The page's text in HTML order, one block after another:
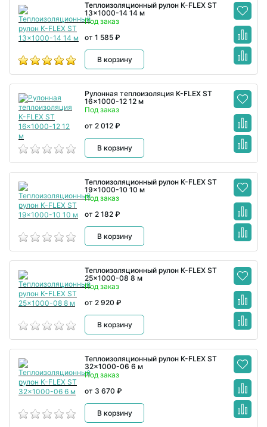
Теплоизоляционный рулон K-FLEX ST
13x1000-14 14 м
Под заказ
от 1 585 ₽
В корзину
Рулонная теплоизоляция K-FLEX ST
16x1000-12 12 м
Под заказ
от 2 012 ₽
В корзину
Теплоизоляционный рулон K-FLEX ST
19x1000-10 10 м
Под заказ
от 2 182 ₽
В корзину
Теплоизоляционный рулон K-FLEX ST
25x1000-08 8 м
Под заказ
от 2 920 ₽
В корзину
Теплоизоляционный рулон K-FLEX ST
32x1000-06 6 м
Под заказ
от 3 670 ₽
В корзину